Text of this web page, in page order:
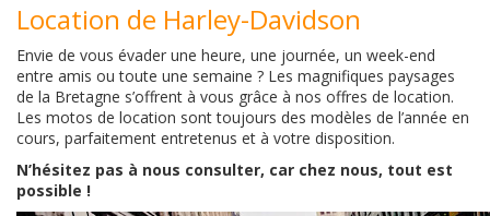
Location de Harley-Davidson
Envie de vous évader une heure, une journée, un week-end
entre amis ou toute une semaine ? Les magnifiques paysages
de la Bretagne s’offrent à vous grâce à nos offres de location.
Les motos de location sont toujours des modèles de l’année en
cours, parfaitement entretenus et à votre disposition.
N’hésitez pas à nous consulter, car chez nous, tout est
possible !